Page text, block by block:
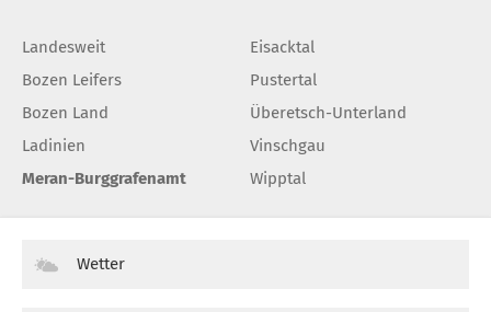
Landesweit
Bozen Leifers
Bozen Land
Ladinien
Meran-Burggrafenamt
Eisacktal
Pustertal
Überetsch-Unterland
Vinschgau
Wipptal
Wetter